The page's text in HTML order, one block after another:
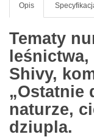
Opis
Tematy
Shivy,
„Ostatnie
naturze,
dziupla.